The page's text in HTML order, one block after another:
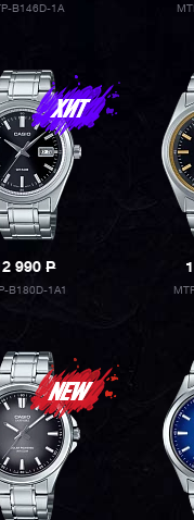
B146D-1A
990P
B180D-1A1